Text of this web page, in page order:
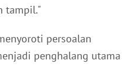
tampil."
persoalan
penghalang utama